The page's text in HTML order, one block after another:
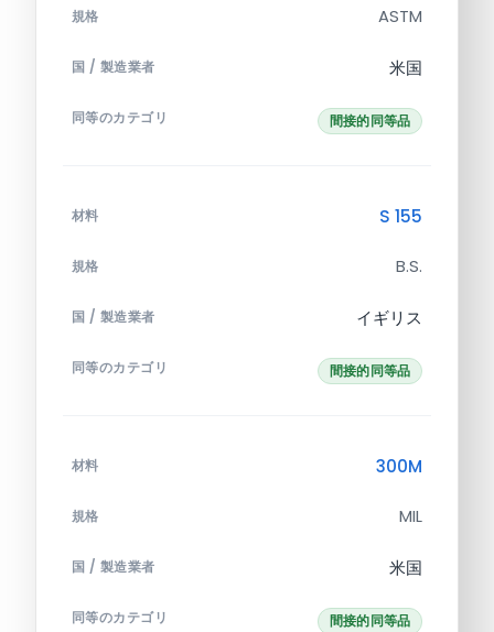
規格 ASTM
国 / 製造業者 米国
同等のカテゴリ 間接的同等品
材料 S 155
規格 B.S.
国 / 製造業者 イギリス
同等のカテゴリ 間接的同等品
材料 300M
規格 MIL
国 / 製造業者 米国
同等のカテゴリ 間接的同等品